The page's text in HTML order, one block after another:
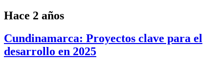
Hace 2 años
Cundinamarca: Proyectos clave para el
desarrollo en 2025